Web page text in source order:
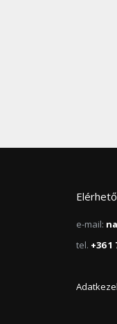
e-mail:
tel. +36 1